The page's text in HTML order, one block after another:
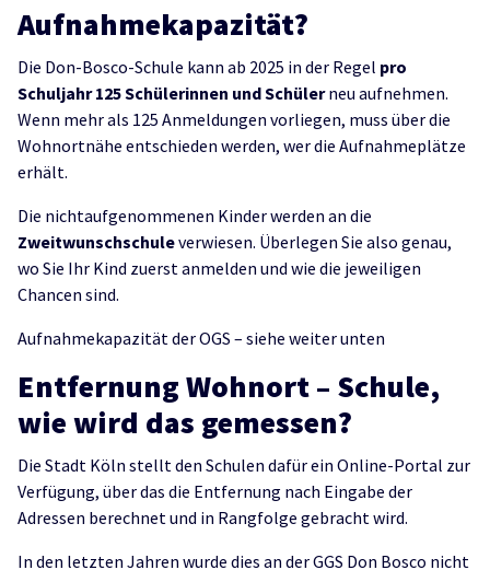
Aufnahmekapazität?
Die Don-Bosco-Schule kann ab 2025 in der Regel pro
Schuljahr 125 Schülerinnen und Schülerneu aufnehmen.
Wenn mehr als 125 Anmeldungen vorliegen, muss über die
Wohnortnähe entschieden werden, wer die Aufnahmeplätze
erhält.
Die nichtaufgenommenen Kinder werden an die
Zweitwunschschuleverwiesen. Überlegen Sie also genau,
wo Sie Ihr Kind zuerst anmelden und wie die jeweiligen
Chancen sind.
Aufnahmekapazität der OGS – siehe weiter unten
Entfernung Wohnort – Schule,
wie wird das gemessen?
Die Stadt Köln stellt den Schulen dafür ein Online-Portal zur
Verfügung, über das die Entfernung nach Eingabe der
Adressen berechnet und in Rangfolge gebracht wird.
In den letzten Jahren wurde dies an der GGS Don Bosco nicht